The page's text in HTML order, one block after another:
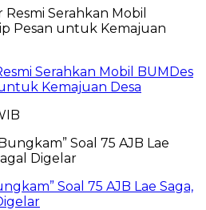
Serahkan Mobil BUMDes
Kemajuan Desa
Soal 75 AJB Lae Saga,